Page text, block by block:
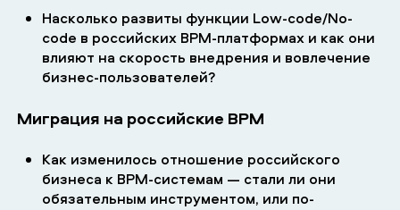
Насколько развиты функции Low-code/No-
code в российских BPM-платформах и как они
влияют на скорость внедрения и вовлечение
бизнес-пользователей?
Миграция на российские BPM
Как изменилось отношение российского
бизнеса к BPM-системам — стали ли они
обязательным инструментом, или по-